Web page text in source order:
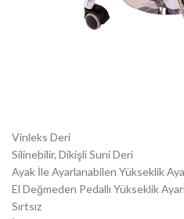
Vinleks Deri
Silinebilir, Dikişli Suni Deri
Ayak İle Ayarlanabilen Yükseklik
El Değmeden Pedallı Yükseklik Ayarı
Sırtsız